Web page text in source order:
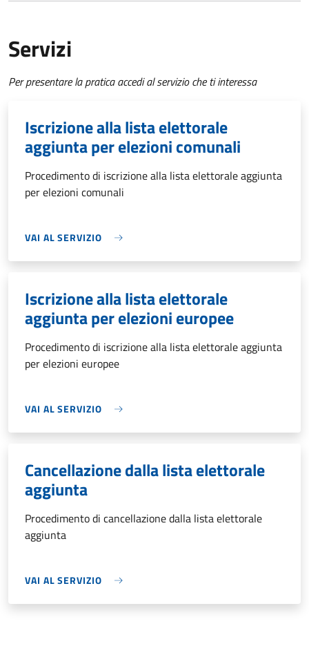
Servizi
Per presentare la pratica accedi al servizio che ti interessa
Iscrizione alla lista elettorale
aggiunta per elezioni comunali
Procedimento di iscrizione alla lista elettorale aggiunta
per elezioni comunali
VAI AL SERVIZIO
Iscrizione alla lista elettorale
aggiunta per elezioni europee
Procedimento di iscrizione alla lista elettorale aggiunta
per elezioni europee
VAI AL SERVIZIO
Cancellazione dalla lista elettorale
aggiunta
Procedimento di cancellazione dalla lista elettorale
aggiunta
VAI AL SERVIZIO